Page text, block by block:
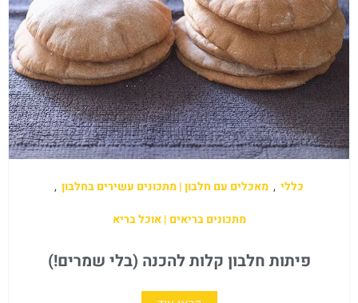
כללי , מאכלים עם חלבון | מתכונים עשירים בחלבון ,
מתכונים בריאים | אוכל בריא
פיתות חלבון קלות להכנה (בלי שמרים!)